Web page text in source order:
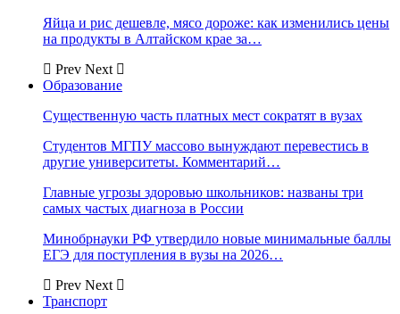
Яйца и рис дешевле, мясо дороже: как изменились цены
на продукты в Алтайском крае за…
Prev Next
Образование
Существенную часть платных мест сократят в вузах
Студентов МГПУ массово вынуждают перевестись в
другие университеты. Комментарий…
Главные угрозы здоровью школьников: названы три
самых частых диагноза в России
Минобрнауки РФ утвердило новые минимальные баллы
ЕГЭ для поступления в вузы на 2026…
Prev Next
Транспорт